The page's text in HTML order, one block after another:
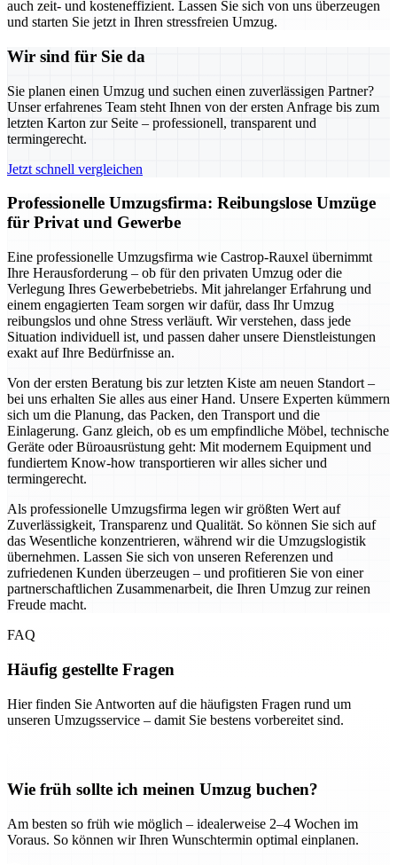
auch zeit- und kosteneffizient. Lassen Sie sich von uns überzeugen
und starten Sie jetzt in Ihren stressfreien Umzug.
Wir sind für Sie da
Sie planen einen Umzug und suchen einen zuverlässigen Partner?
Unser erfahrenes Team steht Ihnen von der ersten Anfrage bis zum
letzten Karton zur Seite – professionell, transparent und
termingerecht.
Jetzt schnell vergleichen
Professionelle Umzugsfirma: Reibungslose Umzüge
für Privat und Gewerbe
Eine professionelle Umzugsfirma wie Castrop-Rauxel übernimmt
Ihre Herausforderung – ob für den privaten Umzug oder die
Verlegung Ihres Gewerbebetriebs. Mit jahrelanger Erfahrung und
einem engagierten Team sorgen wir dafür, dass Ihr Umzug
reibungslos und ohne Stress verläuft. Wir verstehen, dass jede
Situation individuell ist, und passen daher unsere Dienstleistungen
exakt auf Ihre Bedürfnisse an.
Von der ersten Beratung bis zur letzten Kiste am neuen Standort –
bei uns erhalten Sie alles aus einer Hand. Unsere Experten kümmern
sich um die Planung, das Packen, den Transport und die
Einlagerung. Ganz gleich, ob es um empfindliche Möbel, technische
Geräte oder Büroausrüstung geht: Mit modernem Equipment und
fundiertem Know-how transportieren wir alles sicher und
termingerecht.
Als professionelle Umzugsfirma legen wir größten Wert auf
Zuverlässigkeit, Transparenz und Qualität. So können Sie sich auf
das Wesentliche konzentrieren, während wir die Umzugslogistik
übernehmen. Lassen Sie sich von unseren Referenzen und
zufriedenen Kunden überzeugen – und profitieren Sie von einer
partnerschaftlichen Zusammenarbeit, die Ihren Umzug zur reinen
Freude macht.
FAQ
Häufig gestellte Fragen
Hier finden Sie Antworten auf die häufigsten Fragen rund um
unseren Umzugsservice – damit Sie bestens vorbereitet sind.
Wie früh sollte ich meinen Umzug buchen?
Am besten so früh wie möglich – idealerweise 2–4 Wochen im
Voraus. So können wir Ihren Wunschtermin optimal einplanen.